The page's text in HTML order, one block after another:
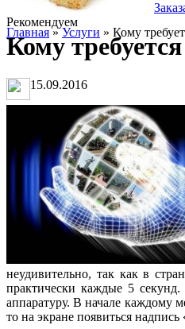
Рекомендуем
Главная»Услуги » Кому
Кому
15.09.2016
неудивительно, так как в
практически каждые 5 секунд.
аппаратуру. В начале каждому
то на экране появиться